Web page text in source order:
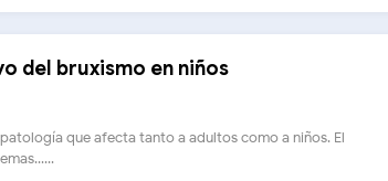
del bruxismo en niños
que afecta tanto a adultos como a niños. El